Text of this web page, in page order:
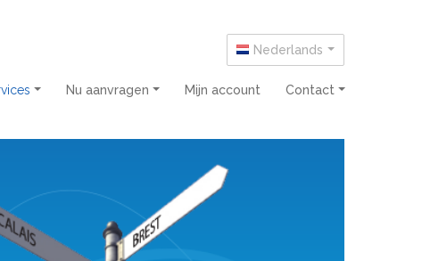
Nu aanvragen Mijn account Contact
Nederlands